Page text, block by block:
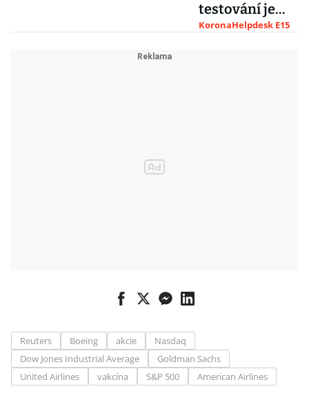
testování je
jedenáct
KoronaHelpdesk E15
Reuters Boeing akcie
Nasdaq
Dow Jones Industrial Average
Goldman Sachs
United Airlines
vakcína S&P 500 American Airlines